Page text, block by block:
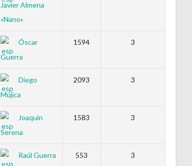
Javier Almena
«Nano»
Óscar
Guerra
1594 3
Diego
Mújica
2093 3
Joaquín
Serena
1583 3
Raúl Guerra 553 3